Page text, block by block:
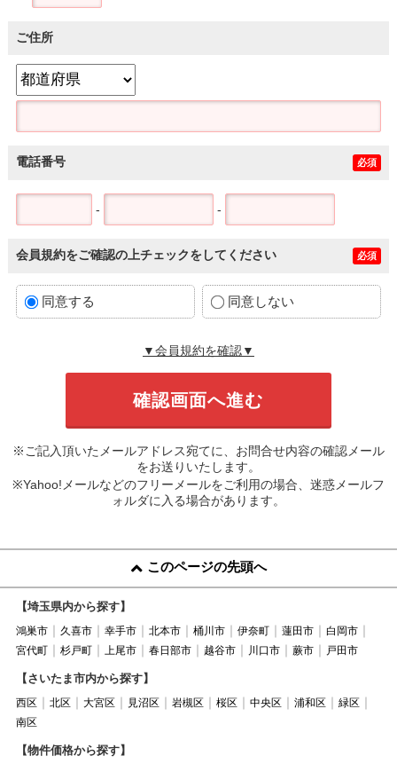
ご住所
電話番号 必須
- -
会員規約をご確認の上チェックをしてください 必須
同意する 同意しない
▼会員規約を確認▼
※ご記入頂いたメールアドレス宛てに、お問合せ内容の確認メール
をお送りいたします。
※Yahoo!メールなどのフリーメールをご利用の場合、迷惑メールフ
ォルダに入る場合があります。
このページの先頭へ
【埼玉県内から探す】
鴻巣市 久喜市 幸手市 北本市 桶川市 伊奈町 蓮田市
白岡市
宮代町
杉戸町 上尾市 春日部市 越谷市 川口市 蕨市 戸田市
【さいたま市内から探す】
西区 北区 大宮区 見沼区 岩槻区 桜区 中央区 浦和区
緑区
南区
【物件価格から探す】